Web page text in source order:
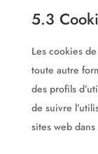
5.3
Les cookies
toute autre
des profils
de suivre
sites web